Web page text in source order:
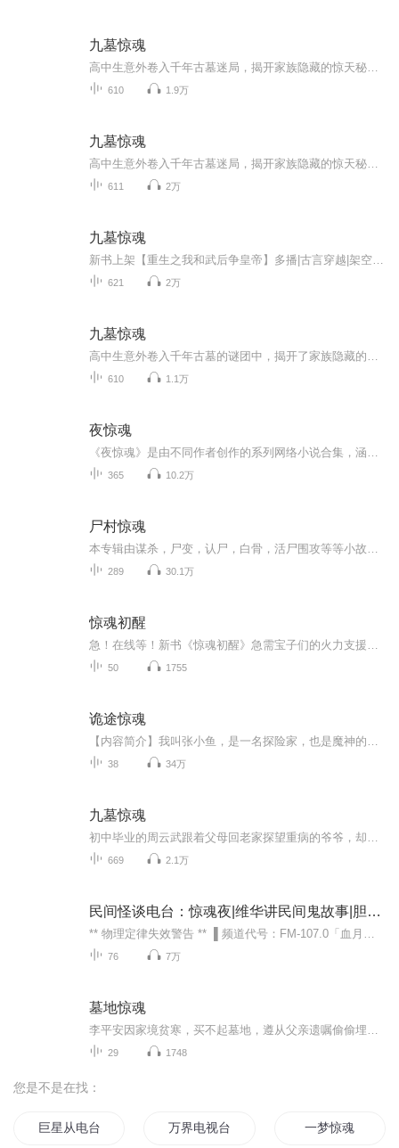
九墓惊魂
610 1.9万
九墓惊魂
611 2万
九墓惊魂
621 2万
九墓惊魂
610 1.1万
夜惊魂
365 10.2万
尸村惊魂
289 30.1万
惊魂初醒
50 1755
诡途惊魂
38 34万
九墓惊魂
669 2.1万
民间怪谈电台：惊魂夜|维华讲民间鬼故事|胆小勿入
76 7万
墓地惊魂
29 1748
您是不是在找：
巨星从电台主播开始 万界电视台 一梦惊魂